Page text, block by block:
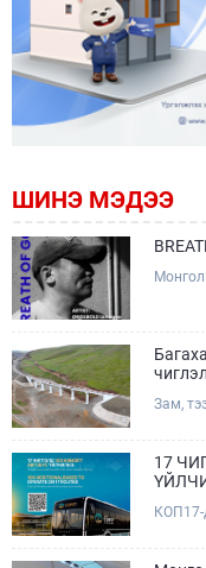
ШИНЭ МЭДЭЭ
Зам,
бүтээн
төмөр
тавьж,
17
КОП17-